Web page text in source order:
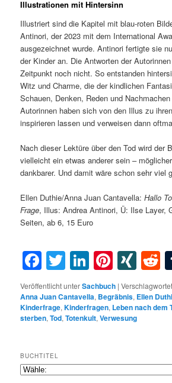
Illustrationen mit Hintersinn
Illustriert sind die Kapitel mit blau-roten
Antinori, der 2023 mit dem International
ausgezeichnet wurde. Antinori fertigte sie
der Kinder an. Die Antworten der
Zeitpunkt noch nicht. So entstanden
Witz und Charme, die der kindlichen
Schauen, Denken, Reden und
Autorinnen haben sich von den Illus zu
inspirieren lassen und verweisen dann
Nach dieser Lektüre über den Tod wird der
vielleicht ein etwas anderer sein –
dankbarer. Und damit wäre schon sehr viel
Ellen Duthie/Anna Juan Cantavella:Hallo
Frage, Illus: Andrea Antinori, Ü: Ilse Layer,
Seiten, ab 6, 15 Euro
Facebook
Twitter
LinkedIn
Veröffentlicht unterSachbuch |
Anna Juan Cantavella, Begräbnis, Ellen
Kinderfrage,Kinderfragen, Leben nach dem
sterben,Tod,Totenkult,Verwesung
BUCHTITEL